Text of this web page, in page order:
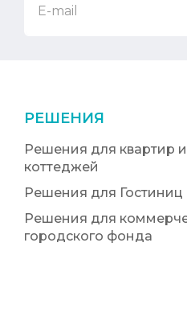
РЕШЕНИЯ
Решения для квартир и
коттеджей
Решения для Гостиниц
Решения для
городского фонда